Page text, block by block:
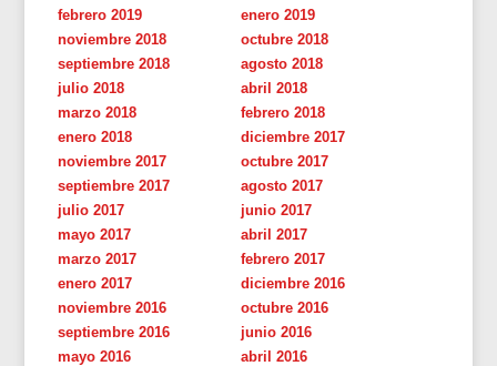
febrero 2019
enero 2019
noviembre 2018
octubre 2018
septiembre 2018
agosto 2018
julio 2018
abril 2018
marzo 2018
febrero 2018
enero 2018
diciembre 2017
noviembre 2017
octubre 2017
septiembre 2017
agosto 2017
julio 2017
junio 2017
mayo 2017
abril 2017
marzo 2017
febrero 2017
enero 2017
diciembre 2016
noviembre 2016
octubre 2016
septiembre 2016
junio 2016
mayo 2016
abril 2016